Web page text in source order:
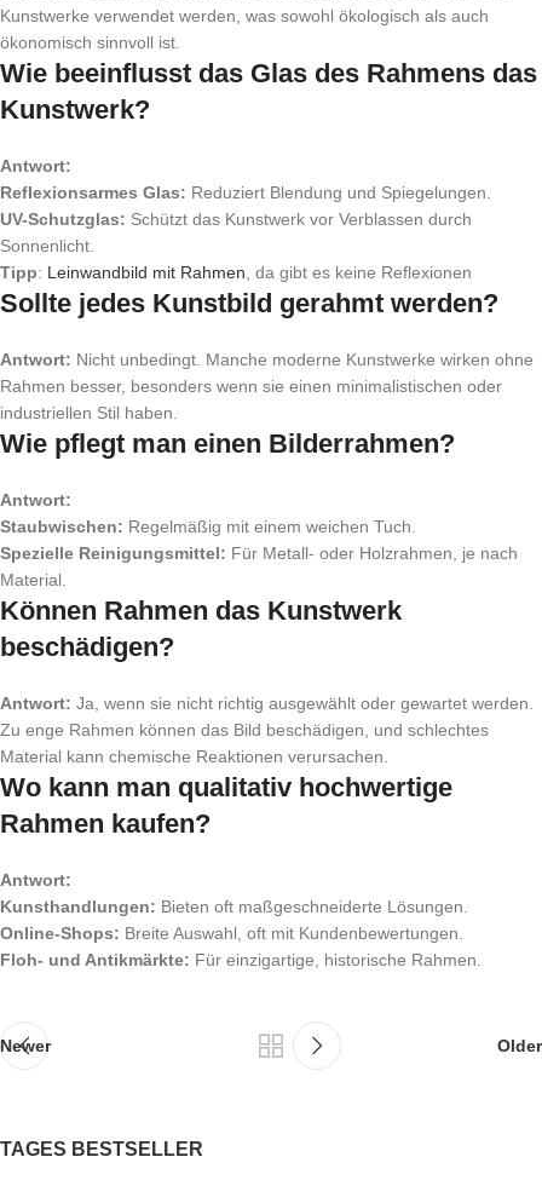
Kunstwerke verwendet werden, was sowohl ökologisch als auch
ökonomisch sinnvoll ist.
Wie beeinflusst das Glas des Rahmens das
Kunstwerk?
Antwort:
Reflexionsarmes Glas: Reduziert Blendung und Spiegelungen.
UV-Schutzglas: Schützt das Kunstwerk vor Verblassen durch
Sonnenlicht.
Tipp: Leinwandbild mit Rahmen , da gibt es keine Reflexionen
Sollte jedes Kunstbild gerahmt werden?
Antwort: Nicht unbedingt. Manche moderne Kunstwerke wirken ohne
Rahmen besser, besonders wenn sie einen minimalistischen oder
industriellen Stil haben.
Wie pflegt man einen Bilderrahmen?
Antwort:
Staubwischen: Regelmäßig mit einem weichen Tuch.
Spezielle Reinigungsmittel: Für Metall- oder Holzrahmen, je nach
Material.
Können Rahmen das Kunstwerk
beschädigen?
Antwort: Ja, wenn sie nicht richtig ausgewählt oder gewartet werden.
Zu enge Rahmen können das Bild beschädigen, und schlechtes
Material kann chemische Reaktionen verursachen.
Wo kann man qualitativ hochwertige
Rahmen kaufen?
Antwort:
Kunsthandlungen: Bieten oft maßgeschneiderte Lösungen.
Online-Shops: Breite Auswahl, oft mit Kundenbewertungen.
Floh- und Antikmärkte: Für einzigartige, historische Rahmen.
Newer Older
TAGES BESTSELLER